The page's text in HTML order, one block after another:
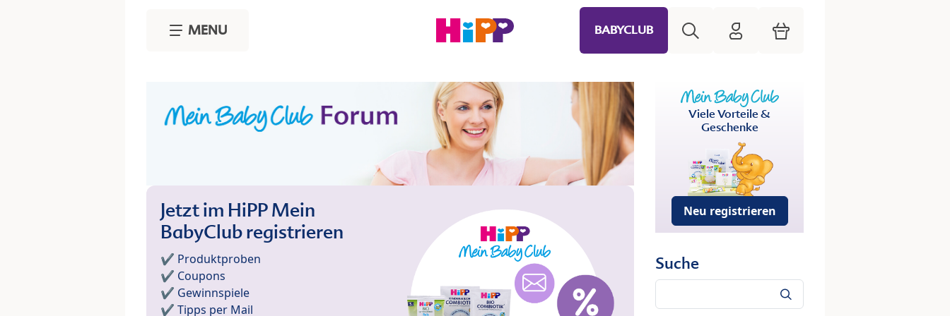
MENU BABYCLUB HiPP Mein Babyclub
Warenkorb
Jetzt im HiPP Mein
BabyClub registrieren
✔️ Produktproben
✔️ Coupons
✔️ Gewinnspiele
✔️ Tipps per Mail
Viele Vorteile &
Geschenke
Neu registrieren
Suche